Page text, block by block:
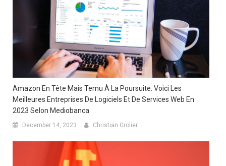
Amazon En Tête Mais Temu À La Poursuite. Voici Les
Meilleures Entreprises De Logiciels Et De Services Web En
2023 Selon Mediobanca
December 14, 2023 Christian Grolier